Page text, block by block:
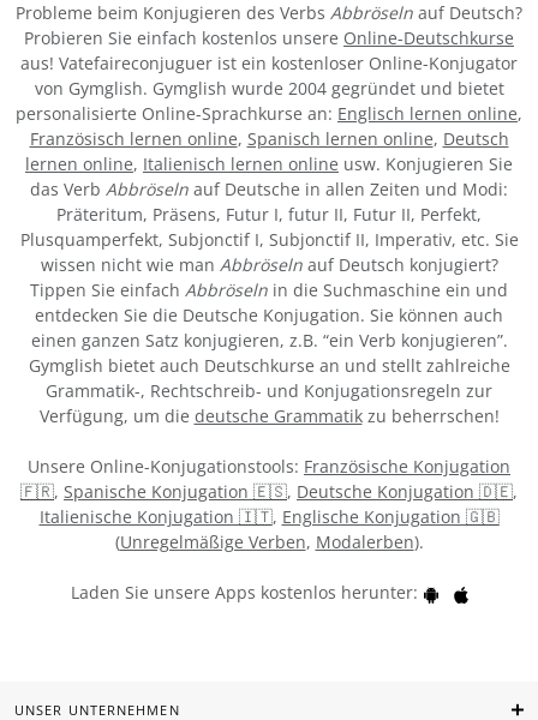
Probleme beim Konjugieren des Verbs Abbröseln auf Deutsch?
Probieren Sie einfach kostenlos unsere Online-Deutschkurse
aus! Vatefaireconjuguer ist ein kostenloser Online-Konjugator
von Gymglish. Gymglish wurde 2004 gegründet und bietet
personalisierte Online-Sprachkurse an: Englisch lernen online,
Französisch lernen online, Spanisch lernen online, Deutsch
lernen online, Italienisch lernen online usw. Konjugieren Sie
das Verb Abbröseln auf Deutsche in allen Zeiten und Modi:
Präteritum, Präsens, Futur I, futur II, Futur II, Perfekt,
Plusquamperfekt, Subjonctif I, Subjonctif II, Imperativ, etc. Sie
wissen nicht wie man Abbröselnauf Deutsch konjugiert?
Tippen Sie einfach Abbröseln in die Suchmaschine ein und
entdecken Sie die Deutsche Konjugation. Sie können auch
einen ganzen Satz konjugieren, z.B. “ein Verb konjugieren”.
Gymglish bietet auch Deutschkurse an und stellt zahlreiche
Grammatik-, Rechtschreib- und Konjugationsregeln zur
Verfügung, um die deutsche Grammatikzu beherrschen!
Unsere Online-Konjugationstools: Französische Konjugation
🇫🇷, Spanische Konjugation 🇪🇸, Deutsche Konjugation 🇩🇪,
Italienische Konjugation 🇮🇹, Englische Konjugation 🇬🇧
(Unregelmäßige Verben, Modalerben).
Laden Sie unsere Apps kostenlos herunter:
UNSER UNTERNEHMEN